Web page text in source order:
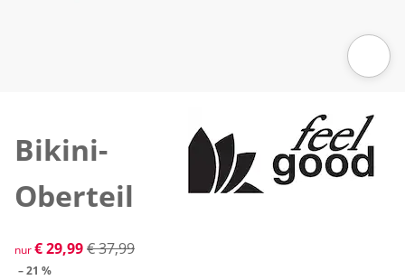
Bikini-
Oberteil
reduzierter Preis € 29,99, vorheriger Preis: € 37,99
nur€ 29,99€ 37,99
– 21 %